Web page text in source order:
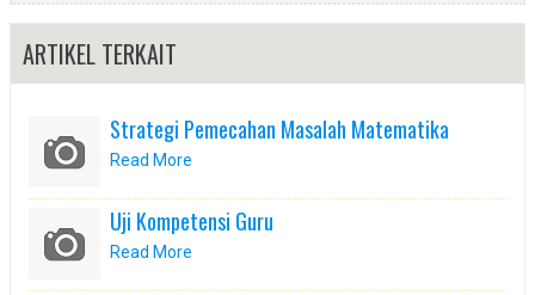
ARTIKEL TERKAIT
Strategi Pemecahan Masalah Matematika
Read More
Uji Kompetensi Guru
Read More